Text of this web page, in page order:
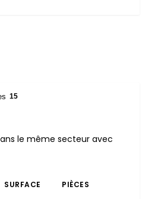
15
le même secteur avec
SURFACE
PIÈCES